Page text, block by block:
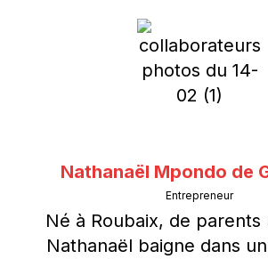
Nathanaël Mpondo de
Entrepreneur
Né à Roubaix, de parents
Nathanaël baigne dans